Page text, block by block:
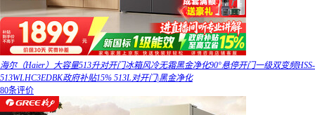
海尔（Haier）大容量513升对开门冰箱风冷无霜黑金净化90°悬停开门一级双变频HSS-
513WLHC3EDBK政府补贴15% 513L对开门|黑金净化
80条评价